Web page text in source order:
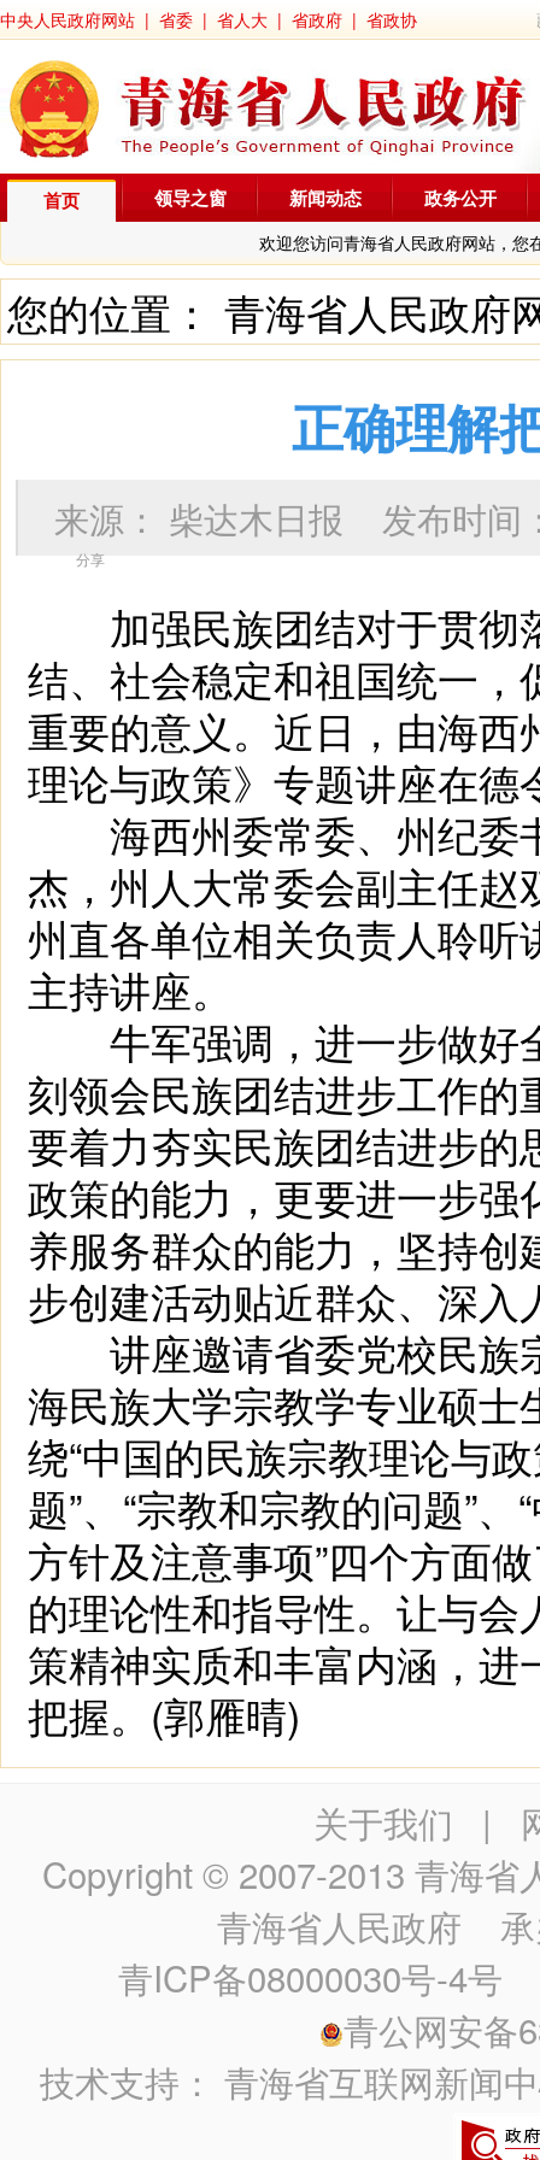
中央人民政府网站 | 省委 | 省人大 | 省政府 | 省政协
首页
欢迎您访问青海省人民政府网站，您
领导之窗 新闻动态 政务公开
您的位置： 青海省人民政府
正确理解
来源： 柴达木日报 发布时间
分享
加强民族团结对于贯彻
结、社会稳定和祖国统一
重要的意义。近日，由海
理论与政策》专题讲座在
海西州委常委、州纪委
杰，州人大常委会副主任
州直各单位相关负责人聆
主持讲座。
牛军强调，进一步做好
刻领会民族团结进步工作
要着力夯实民族团结进步
政策的能力，更要进一步
养服务群众的能力，坚持
步创建活动贴近群众、深入
讲座邀请省委党校民族
海民族大学宗教学专业硕
绕“中国的民族宗教理论与
题”、“宗教和宗教的问题”
方针及注意事项”四个方面
的理论性和指导性。让与
策精神实质和丰富内涵，
把握。(郭雁晴)
关于我们 |
Copyright © 2007-2013 青海省
青海省人民政府 承
青ICP备08000030号-4号
青公网安备
技术支持：青海省互联网新闻